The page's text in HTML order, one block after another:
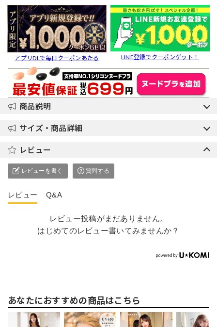
アプリDLで毎日クーポンあたる LINE登録でクーポンゲット！
商品説明
サイズ・商品詳細
レビュー
レビューを書く 質問する
レビュー Q&A
レビュー投稿がまだありません。
はじめてのレビュー書いてみませんか？
あなたにおすすめの商品はこちら